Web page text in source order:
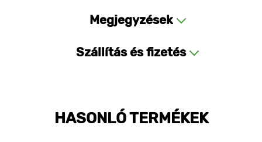
Megjegyzések
Szállítás és fizetés
HASONLÓ TERMÉKEK